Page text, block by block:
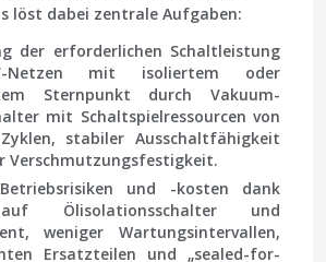
löst dabei zentrale Aufgaben:
der erforderlichen Schaltleistung
Netzen mit isoliertem oder
Sternpunkt durch Vakuum-
mit Schaltspiel­ressourcen von
stabiler Ausschaltfähigkeit
Verschmutzungsfestigkeit.
und -kosten dank
Ölisolationsschalter und
weniger Wartungsintervallen,
Ersatzteilen und „sealed-for-